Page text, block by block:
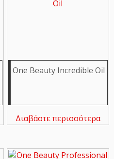
One Beauty Incredible Oil
Διαβάστε περισσότερα